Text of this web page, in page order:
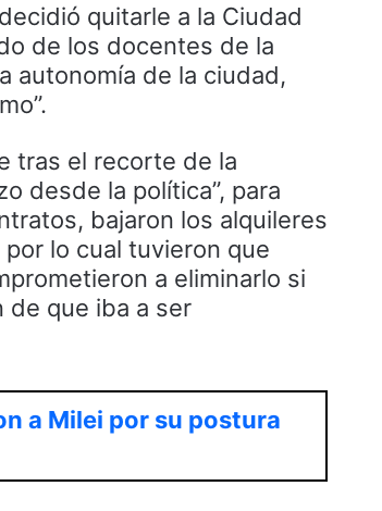
quitarle a la Ciudad
de los docentes de la
autonomía de la ciudad,
tras el recorte de la
desde la política”, para
bajaron los alquileres
lo cual tuvieron que
a eliminarlo si
de que iba a ser
a Milei por su postura